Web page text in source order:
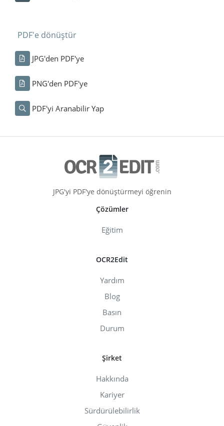
PDF'e dönüştür
JPG'den PDF'ye
PNG'den PDF'ye
PDF'yi Aranabilir Yap
JPG'yi PDF'ye dönüştürmeyi öğrenin
Çözümler
Eğitim
OCR2Edit
Yardım
Blog
Basın
Durum
Şirket
Hakkında
Kariyer
Sürdürülebilirlik